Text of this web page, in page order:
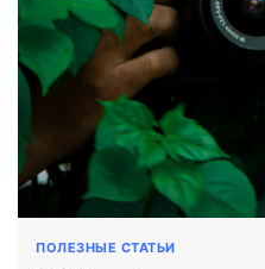
ПОЛЕЗНЫЕ СТАТЬИ